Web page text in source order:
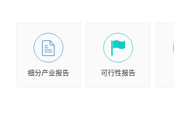
细分产业报告 可行性报告